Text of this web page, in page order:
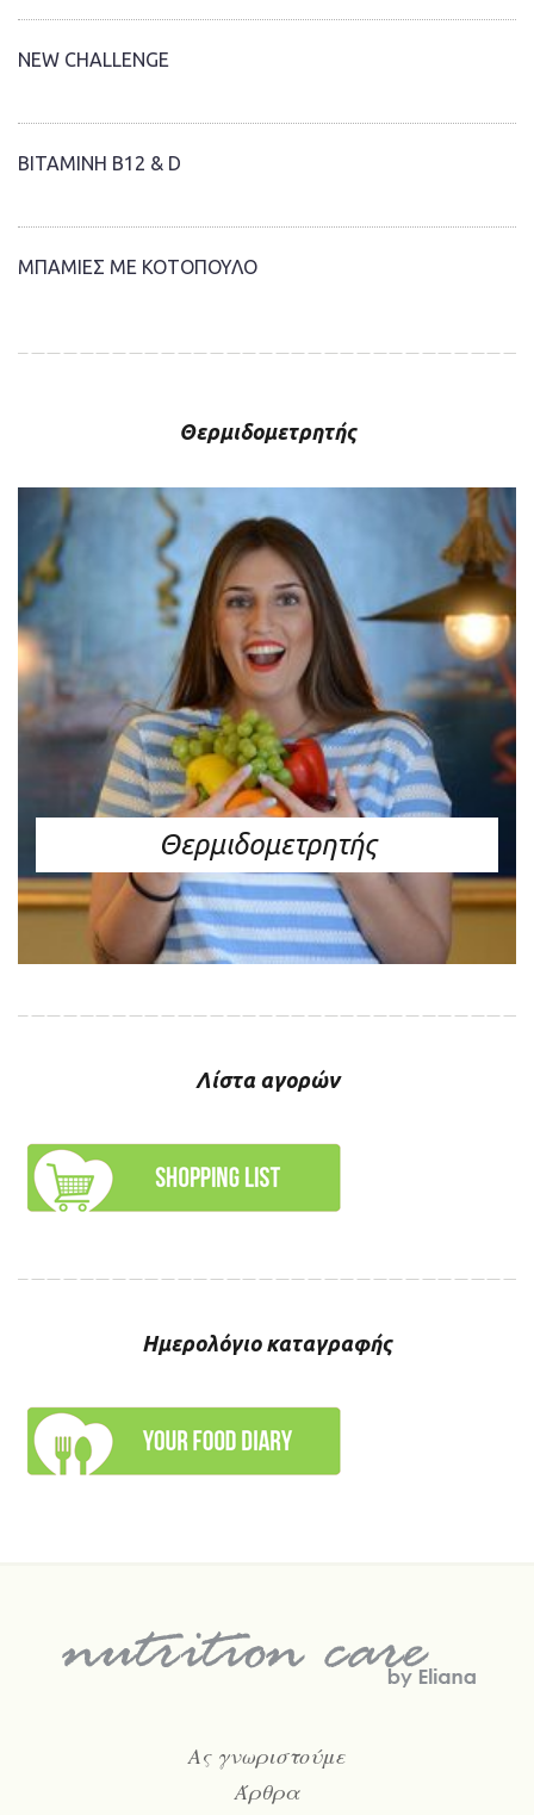
NEW CHALLENGE
ΒΙΤΑΜΙΝΗ Β12 & D
ΜΠΑΜΙΕΣ ΜΕ ΚΟΤΟΠΟΥΛΟ
Θερμιδομετρητής
Θερμιδομετρητής
Λίστα αγορών
Ημερολόγιο καταγραφής
Ας γνωριστούμε
Άρθρα